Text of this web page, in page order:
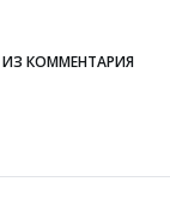
КОММЕНТАРИЯ